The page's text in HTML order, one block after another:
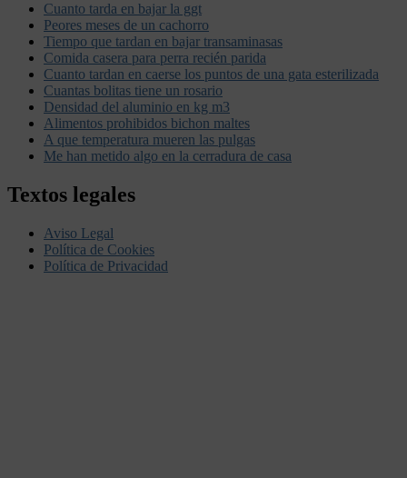
Cuanto tarda en bajar la ggt
Peores meses de un cachorro
Tiempo que tardan en bajar transaminasas
Comida casera para perra recién parida
Cuanto tardan en caerse los puntos de una gata esterilizada
Cuantas bolitas tiene un rosario
Densidad del aluminio en kg m3
Alimentos prohibidos bichon maltes
A que temperatura mueren las pulgas
Me han metido algo en la cerradura de casa
Textos legales
Aviso Legal
Política de Cookies
Política de Privacidad